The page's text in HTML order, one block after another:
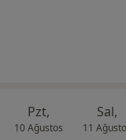
Pzt,
10 Ağustos
Sal,
11